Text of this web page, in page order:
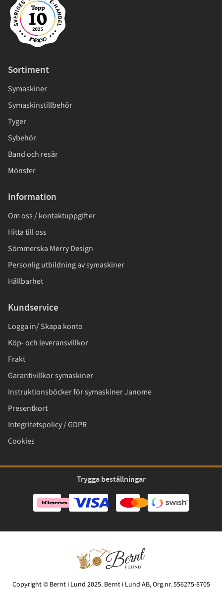
Sortiment
Symaskiner
Symaskinstillbehör
Tyger
Sybehör
Band och resår
Mönster
Information
Om oss / kontaktuppgifter
Hitta till oss
Sömmerska Merry Design
Personlig utbildning av symaskiner
Hållbarhet
Kundservice
Logga in/ Skapa konto
Köp- och leveransvillkor
Frakt
Garantivillkor symaskiner
Instruktionsböcker för symaskiner Janome
Presentkort
Integritetspolicy / GDPR
Cookies
Trygga beställningar
Copyright © Bernt i Lund 2025. Bernt i Lund AB, Org.nr. 556275-8705